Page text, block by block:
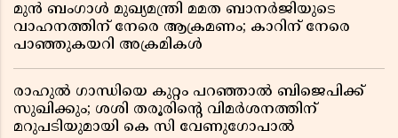
മുൻ ബംഗാൾ മുഖ്യമന്ത്രി മമത ബാനർജിയുടെ
വാഹനത്തിന് നേരെ ആക്രമണം; കാറിന് നേരെ
പാഞ്ഞുകയറി അക്രമികൾ
രാഹുൽ ഗാന്ധിയെ കുറ്റം പറഞ്ഞാൽ ബിജെപിക്ക്
സുഖിക്കും; ശശി തരൂരിന്റെ വിമർശനത്തിന്
മറുപടിയുമായി കെ സി വേണുഗോപാൽ